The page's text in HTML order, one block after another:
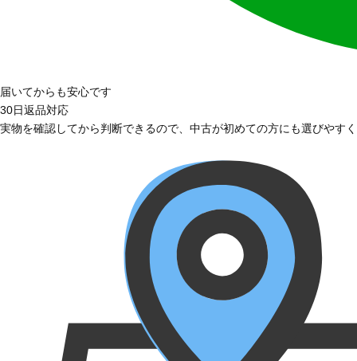
届いてからも安心です
30日返品対応
実物を確認してから判断できるので、中古が初めての方にも選びやす